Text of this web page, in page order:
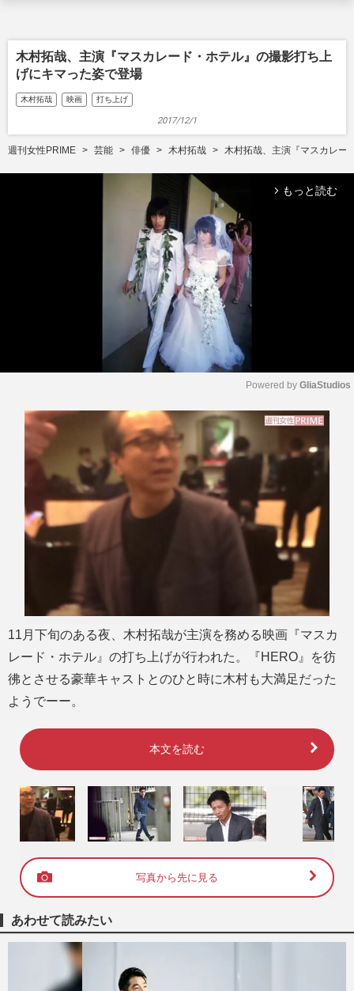
木村拓哉、主演『マスカレード・ホテル』の撮影打ち上
げにキマった姿で登場
木村拓哉 映画 打ち上げ
2017/12/1
週刊女性PRIME 芸能 俳優 木村拓哉 木村拓哉、主演『マスカレー
arrow_forward_ios もっと読む
M
t
Powered by GliaStudios
11月下旬のある夜、木村拓哉が主演を務める映画『マスカ
レード・ホテル』の打ち上げが行われた。『HERO』を彷
彿とさせる豪華キャストとのひと時に木村も大満足だった
ようでーー。
本文を読む
写真から先に見る
あわせて読みたい